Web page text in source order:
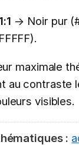
→ Noir pur
maximale
au contraste
visibles.
: